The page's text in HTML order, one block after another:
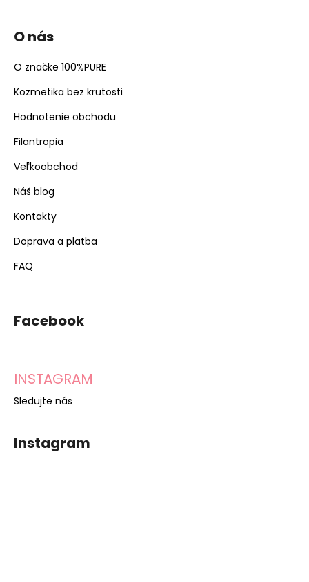
O nás
O značke 100%PURE
Kozmetika bez krutosti
Hodnotenie obchodu
Filantropia
Veľkoobchod
Náš blog
Kontakty
Doprava a platba
FAQ
Facebook
INSTAGRAM
Sledujte nás
Instagram